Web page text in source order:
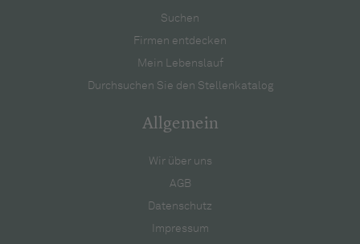
Suchen
Firmen entdecken
Mein Lebenslauf
Durchsuchen Sie den Stellenkatalog
Allgemein
Wir über uns
AGB
Datenschutz
Impressum